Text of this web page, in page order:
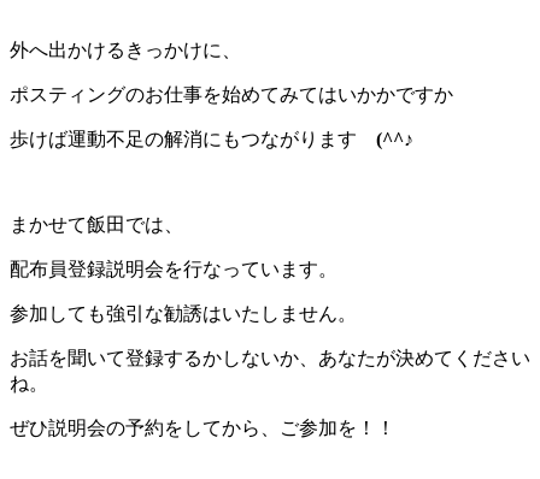
外へ出かけるきっかけに、
ポスティングのお仕事を始めてみてはいかかですか
歩けば運動不足の解消にもつながります (^^♪
まかせて飯田では、
配布員登録説明会を行なっています。
参加しても強引な勧誘はいたしません。
お話を聞いて登録するかしないか、あなたが決めてください
ね。
ぜひ説明会の予約をしてから、ご参加を！！